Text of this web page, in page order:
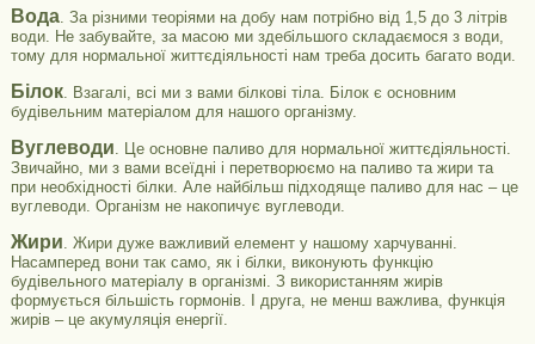
Вода. За різними теоріями на добу нам потрібно від 1,5 до 3 літрів
води. Не забувайте, за масою ми здебільшого складаємося з води,
тому для нормальної життєдіяльності нам треба досить багато води.
Білок. Взагалі, всі ми з вами білкові тіла. Білок є основним
будівельним матеріалом для нашого організму.
Вуглеводи. Це основне паливо для нормальної життєдіяльності.
Звичайно, ми з вами всеїдні і перетворюємо на паливо та жири та
при необхідності білки. Але найбільш підходяще паливо для нас – це
вуглеводи. Організм не накопичує вуглеводи.
Жири. Жири дуже важливий елемент у нашому харчуванні.
Насамперед вони так само, як і білки, виконують функцію
будівельного матеріалу в організмі. З використанням жирів
формується більшість гормонів. І друга, не менш важлива, функція
жирів – це акумуляція енергії.